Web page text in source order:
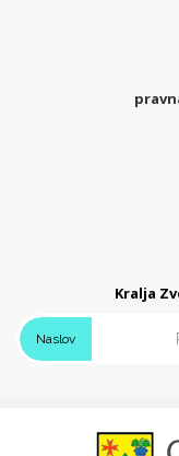
Kralja
Naslov